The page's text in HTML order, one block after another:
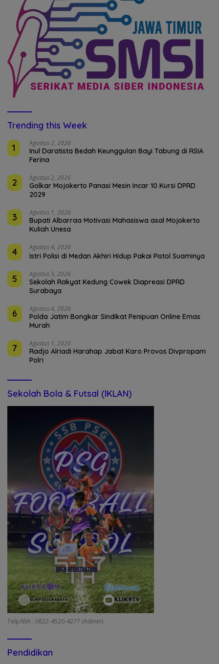
Trending this Week
1
Agustus 2, 2026
Inul Daratista Bedah Keunggulan Bayi Tabung di RSIA
Ferina
2 Agustus 2, 2026
Golkar Mojokerto Panasi Mesin Incar 10 Kursi DPRD
2029
3 Agustus 1, 2026
Bupati Albarraa Motivasi Mahasiswa asal Mojokerto
Kuliah Unesa
4 Agustus 4, 2026
Istri Polisi di Medan Akhiri Hidup Pakai Pistol Suaminya
5 Agustus 5, 2026
Sekolah Rakyat Kedung Cowek Diapreasi DPRD
Surabaya
6 Agustus 4, 2026
Polda Jatim Bongkar Sindikat Penipuan Online Emas
Murah
7 Agustus 1, 2026
Radjo Alriadi Harahap Jabat Karo Provos Divpropam
Polri
Sekolah Bola & Futsal (IKLAN)
Telp/WA : 0822-4520-4277 (Admin)
Pendidikan